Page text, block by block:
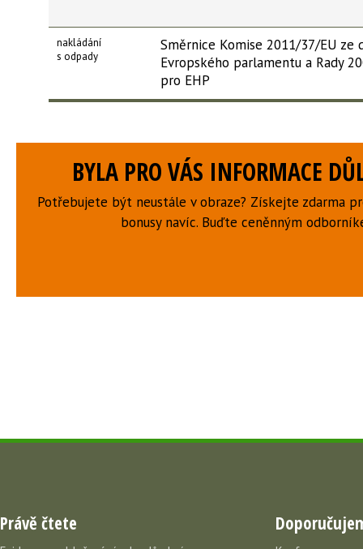
nakládání
s odpady
Směrnice Komise 2011/37/EU
Evropského parlamentu a Rady
pro EHP
BYLA PRO VÁS INFORMACE
Potřebujete být neustále v obraze? Získejte zdarma
bonusy navíc. Buďte ceněnným
Právě čtete